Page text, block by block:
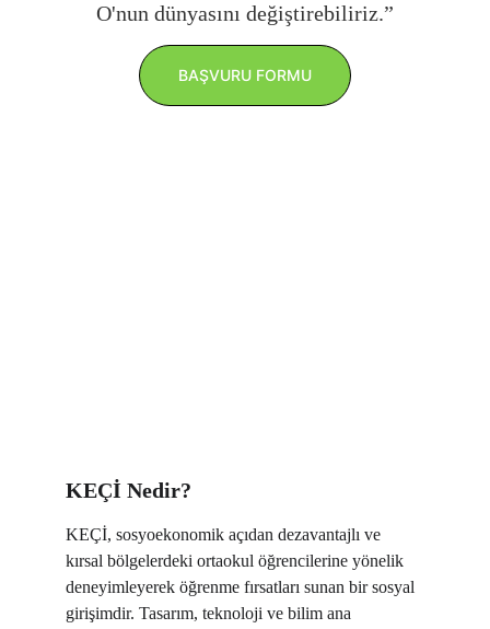
O'nun dünyasını değiştirebiliriz.”
BAŞVURU FORMU
KEÇİ Nedir?
KEÇİ, sosyoekonomik açıdan dezavantajlı ve
kırsal bölgelerdeki ortaokul öğrencilerine yönelik
deneyimleyerek öğrenme fırsatları sunan bir sosyal
girişimdir. Tasarım, teknoloji ve bilim ana